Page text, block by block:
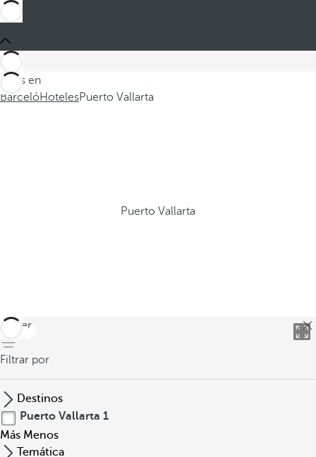
Estás en
BarcelóHotelesPuerto Vallarta
Puerto Vallarta
volver
Filtrar por
Destinos
Puerto Vallarta 1
Más Menos
Temática